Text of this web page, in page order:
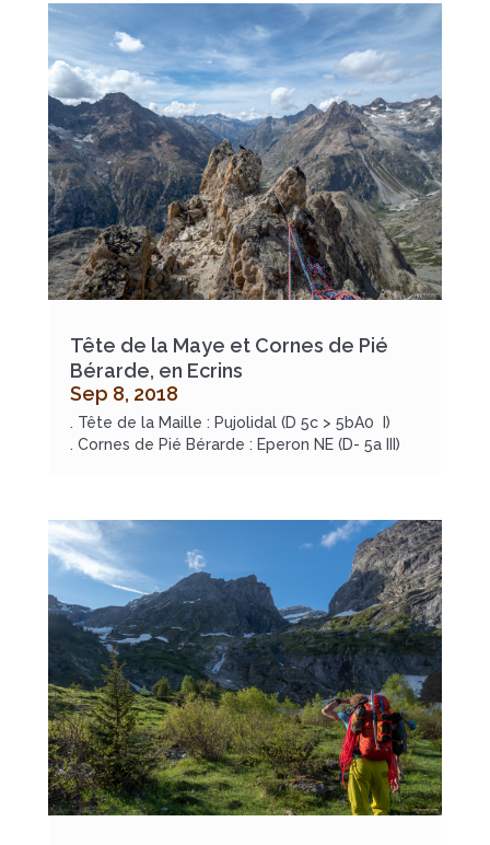
Tête de la Maye et Cornes de Pié
Bérarde, en Ecrins
Sep 8, 2018
. Tête de la Maille : Pujolidal (D 5c > 5bA0 I)
. Cornes de Pié Bérarde : Eperon NE (D- 5a III)